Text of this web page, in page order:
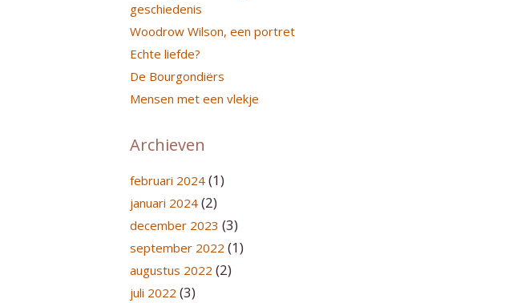
geschiedenis
Woodrow Wilson, een portret
Echte liefde?
De Bourgondiërs
Mensen met een vlekje
Archieven
februari 2024 (1)
januari 2024 (2)
december 2023 (3)
september 2022 (1)
augustus 2022 (2)
juli 2022 (3)